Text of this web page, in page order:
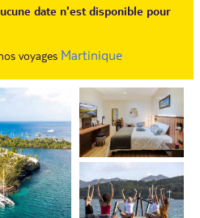
date n'est disponible pour
voyages Martinique